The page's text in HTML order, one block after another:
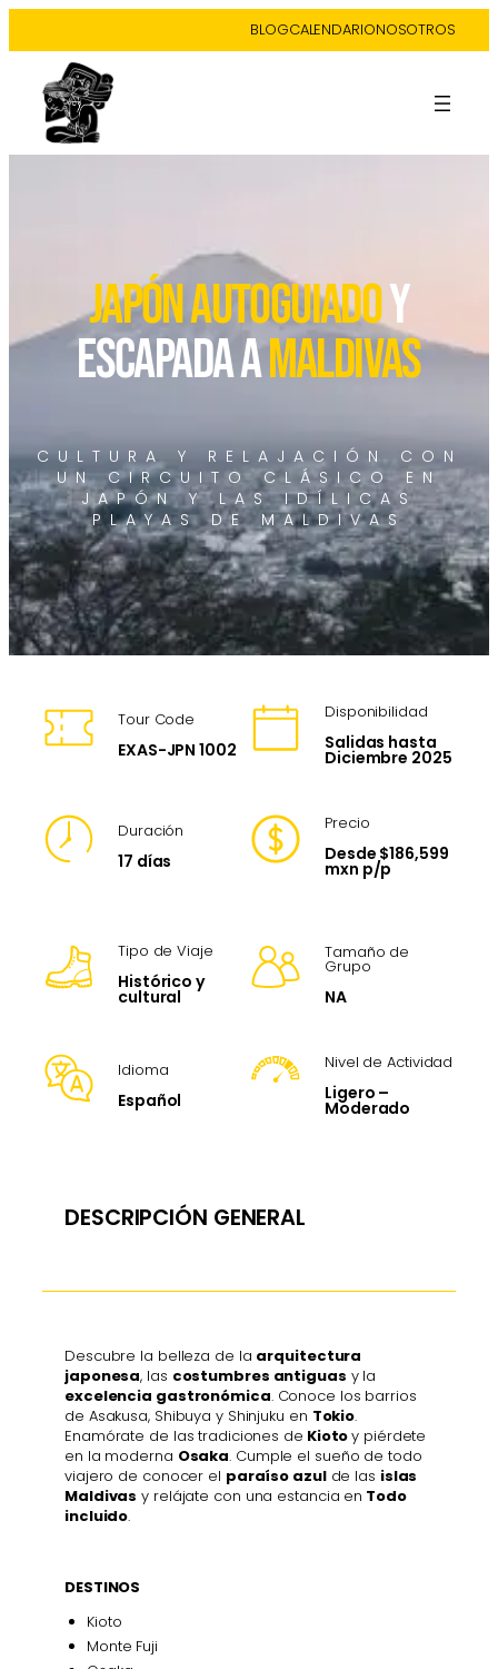
BLOGCALENDARIONOSOTROS
JAPÓN AUTOGUIADOy
ESCAPADA AMALDIVAS
CULTURA Y RELAJACIÓN CON
UN CIRCUITO CLÁSICO EN
JAPÓN Y LAS IDÍLICAS
PLAYAS DE MALDIVAS
Tour Code
EXAS-JPN 1002
Disponibilidad
Salidas hasta
Diciembre 2025
Duración
17 días
Precio
Desde $186,599
mxn p/p
Tipo de Viaje
Histórico y
cultural
Tamaño de
Grupo
NA
Idioma
Español
Nivel de Actividad
Ligero –
Moderado
DESCRIPCIÓN GENERAL
Descubre la belleza de la arquitectura
japonesa, las costumbres antiguas y la
excelencia gastronómica. Conoce los barrios
de Asakusa, Shibuya y Shinjuku en Tokio.
Enamórate de las tradiciones de Kiotoy piérdete
en la moderna Osaka. Cumple el sueño de todo
viajero de conocer el paraíso azulde las islas
Maldivas y relájate con una estancia en Todo
incluido.
DESTINOS
Kioto
Monte Fuji